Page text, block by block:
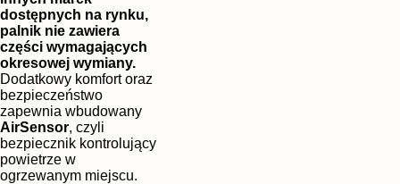
dostępnych na rynku,
palnik nie zawiera
części wymagających
okresowej wymiany.
Dodatkowy komfort oraz
bezpieczeństwo
zapewnia wbudowany
AirSensor, czyli
bezpiecznik kontrolujący
powietrze w
ogrzewanym miejscu.